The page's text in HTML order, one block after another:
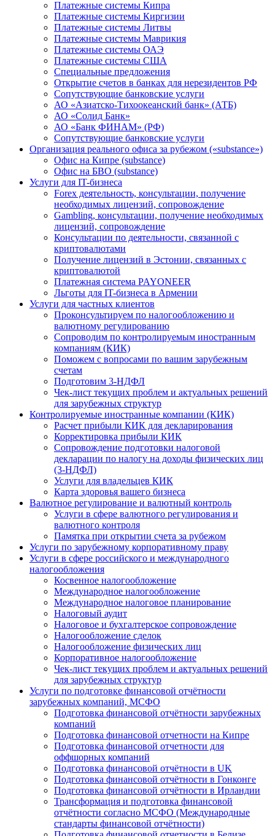
Платежные системы Кипра
Платежные системы Киргизии
Платежные системы Литвы
Платежные системы Маврикия
Платежные системы ОАЭ
Платежные системы США
Специальные предложения
Открытие счетов в банках для нерезидентов РФ
Сопутствующие банковские услуги
АО «Азиатско-Тихоокеанский банк» (АТБ)
АО «Солид Банк»
АО «Банк ФИНАМ» (РФ)
Сопутствующие банковские услуги
Организация реального офиса за рубежом («substance»)
Офис на Кипре (substance)
Офис на БВО (substance)
Услуги для IT-бизнеса
Forex деятельность, консультации, получение
необходимых лицензий, сопровождение
Gambling, консультации, получение необходимых
лицензий, сопровождение
Консультации по деятельности, связанной с
криптовалютами
Получение лицензий в Эстонии, связанных с
криптовалютой
Платежная система PAYONEER
Льготы для IT-бизнеса в Армении
Услуги для частных клиентов
Проконсультируем по налогообложению и
валютному регулированию
Сопроводим по контролируемым иностранным
компаниям (КИК)
Поможем с вопросами по вашим зарубежным
счетам
Подготовим 3-НДФЛ
Чек-лист текущих проблем и актуальных решений
для зарубежных структур
Контролируемые иностранные компании (КИК)
Расчет прибыли КИК для декларирования
Корректировка прибыли КИК
Сопровождение подготовки налоговой
декларации по налогу на доходы физических лиц
(3-НДФЛ)
Услуги для владельцев КИК
Карта здоровья вашего бизнеса
Валютное регулирование и валютный контроль
Услуги в сфере валютного регулирования и
валютного контроля
Памятка при открытии счета за рубежом
Услуги по зарубежному корпоративному праву
Услуги в сфере российского и международного
налогообложения
Косвенное налогообложение
Международное налогообложение
Международное налоговое планирование
Налоговый аудит
Налоговое и бухгалтерское сопровождение
Налогообложение сделок
Налогообложение физических лиц
Корпоративное налогообложение
Чек-лист текущих проблем и актуальных решений
для зарубежных структур
Услуги по подготовке финансовой отчётности
зарубежных компаний, МСФО
Подготовка финансовой отчётности зарубежных
компаний
Подготовка финансовой отчетности на Кипре
Подготовка финансовой отчетности для
оффшорных компаний
Подготовка финансовой отчётности в UK
Подготовка финансовой отчётности в Гонконге
Подготовка финансовой отчётности в Ирландии
Трансформация и подготовка финансовой
отчётности согласно МСФО (Международные
стандарты финансовой отчётности)